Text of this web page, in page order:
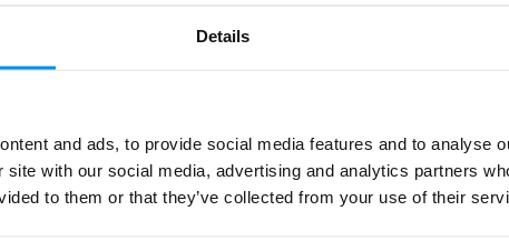
Details
and ads, to provide social media features and to analyse
site with our social media, advertising and analytics partners
to them or that they’ve collected from your use of their
1PR13101